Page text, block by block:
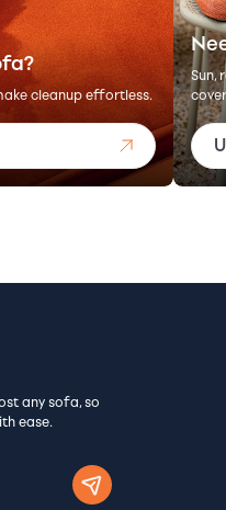
cleanup effortless.
Sun,
any sofa, so
ease.